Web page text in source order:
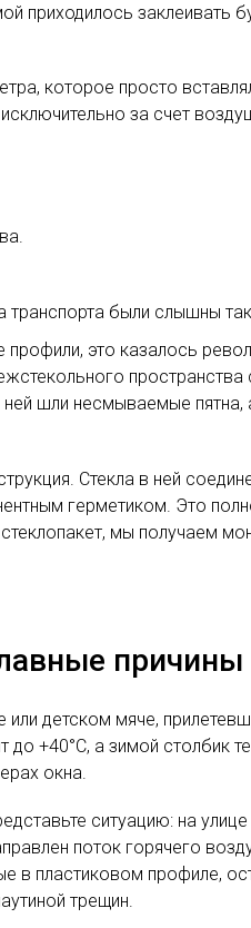
приходилось заклеивать
которое просто
за счет
были слышны
это казалось
шли несмываемые
Стекла в ней
герметиком. Это
мы получаем
или детском мяче,
+40°C, а зимой столбик
окна.
ситуацию: на
поток горячего
в пластиковом профиле,
трещин.